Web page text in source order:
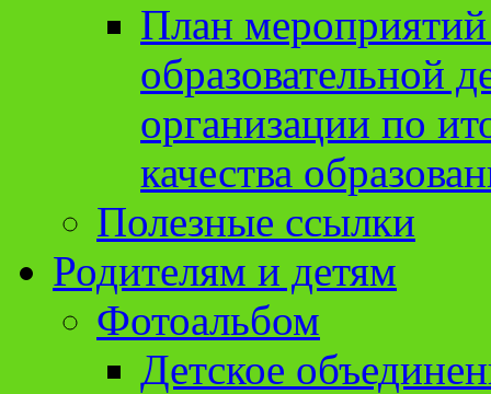
План
образовательной
организации по
качества
Полезные ссылки
Родителям и детям
Фотоальбом
Детское